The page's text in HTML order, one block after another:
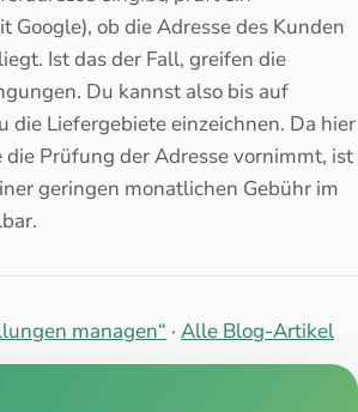
Google), ob die Adresse des Kunden
Ist das der Fall, greifen die
Du kannst also bis auf
die Liefergebiete einzeichnen. Da hier
die Prüfung der Adresse vornimmt, ist
geringen monatlichen Gebühr im
managen“ · Alle Blog-Artikel